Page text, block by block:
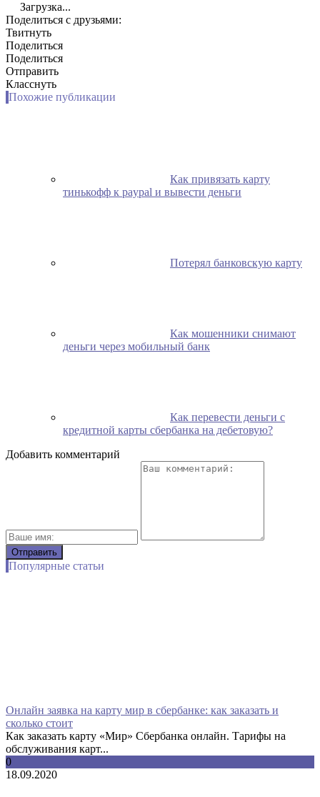
Загрузка...
Поделиться с друзьями:
Твитнуть
Поделиться
Поделиться
Отправить
Класснуть
Похожие публикации
Как привязать карту
тинькофф к paypal и вывести деньги
Потерял банковскую карту
Как мошенники снимают
деньги через мобильный банк
Как перевести деньги с
кредитной карты сбербанка на дебетовую?
Добавить комментарий
Популярные статьи
Онлайн заявка на карту мир в сбербанке: как заказать и
сколько стоит
Как заказать карту «Мир» Сбербанка онлайн. Тарифы на
обслуживания карт...
0
18.09.2020